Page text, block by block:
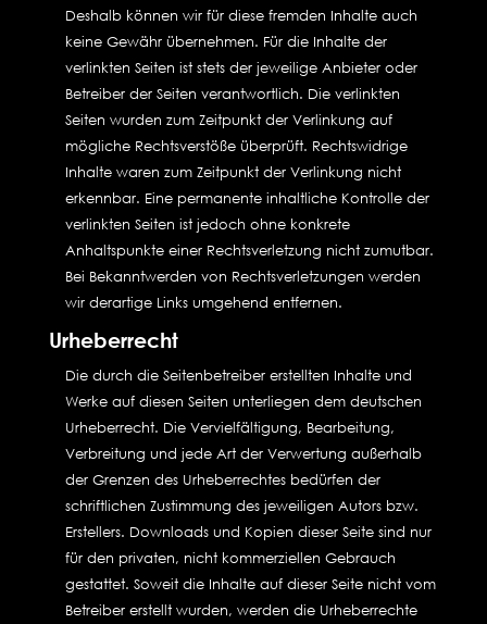
Deshalb können wir für diese fremden Inhalte auch
keine Gewähr übernehmen. Für die Inhalte der
verlinkten Seiten ist stets der jeweilige Anbieter oder
Betreiber der Seiten verantwortlich. Die verlinkten
Seiten wurden zum Zeitpunkt der Verlinkung auf
mögliche Rechtsverstöße überprüft. Rechtswidrige
Inhalte waren zum Zeitpunkt der Verlinkung nicht
erkennbar. Eine permanente inhaltliche Kontrolle der
verlinkten Seiten ist jedoch ohne konkrete
Anhaltspunkte einer Rechtsverletzung nicht zumutbar.
Bei Bekanntwerden von Rechtsverletzungen werden
wir derartige Links umgehend entfernen.
Urheberrecht
Die durch die Seitenbetreiber erstellten Inhalte und
Werke auf diesen Seiten unterliegen dem deutschen
Urheberrecht. Die Vervielfältigung, Bearbeitung,
Verbreitung und jede Art der Verwertung außerhalb
der Grenzen des Urheberrechtes bedürfen der
schriftlichen Zustimmung des jeweiligen Autors bzw.
Erstellers. Downloads und Kopien dieser Seite sind nur
für den privaten, nicht kommerziellen Gebrauch
gestattet. Soweit die Inhalte auf dieser Seite nicht vom
Betreiber erstellt wurden, werden die Urheberrechte